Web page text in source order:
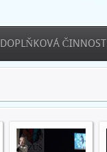
DOPLŇKOVÁ ČINNOST